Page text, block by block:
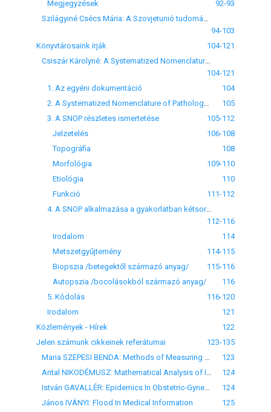
Megjegyzések
92-93
94-103
Könyvtárosaink írják
104-121
Csiszár Károlyné: A Systematized Nomenclature of Pathology alkalmazása tezauruszként egy Pathologiai Osztály anyagának rendszerezésére
104-121
1. Az egyéni dokumentáció
104
105
3. A SNOP részletes ismertetése
105-112
Jelzetelés
106-108
Topográfia
108
Morfológia
109-110
Etiológia
110
Funkció
111-112
4. А SNОР alkalmazása a gyakorlatban kétsoros peremlyukkártyára való feldolgozás
112-116
Irodalom
114
Metszetgyűjtemény
114-115
Biopszia /betegektől származó anyag/
115-116
Autopszia /bocolásokból származó anyag/
116
5. Kódolás
116-120
Irodalom
121
Közlemények - Hírek
122
Jelen számunk cikkeinek referátumai
123-135
123
124
124
János IVÁNYI: Flood In Medical Information
125